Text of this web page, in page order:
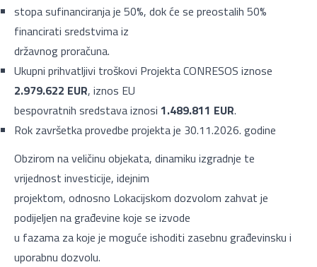
stopa sufinanciranja je 50%, dok će se preostalih 50%
financirati sredstvima iz
državnog proračuna.
Ukupni prihvatljivi troškovi Projekta CONRESOS iznose
2.979.622 EUR, iznos EU
bespovratnih sredstava iznosi 1.489.811 EUR.
Rok završetka provedbe projekta je 30.11.2026. godine
Obzirom na veličinu objekata, dinamiku izgradnje te
vrijednost investicije, idejnim
projektom, odnosno Lokacijskom dozvolom zahvat je
podijeljen na građevine koje se izvode
u fazama za koje je moguće ishoditi zasebnu građevinsku i
uporabnu dozvolu.